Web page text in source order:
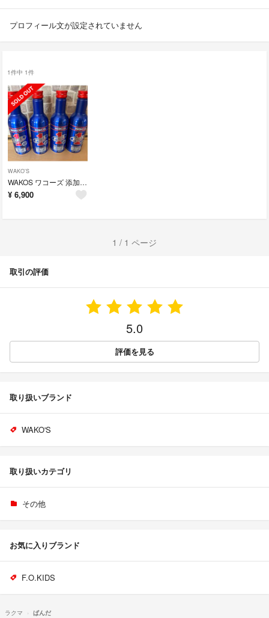
プロフィール文が設定されていません
1件中 1件
WAKO'S
WAKOS ワコーズ 添加剤 F-1 フューエルワン
¥ 6,900
1 / 1 ページ
取引の評価
5.0
評価を見る
取り扱いブランド
WAKO'S
取り扱いカテゴリ
その他
お気に入りブランド
F.O.KIDS
ラクマ ぱんだ